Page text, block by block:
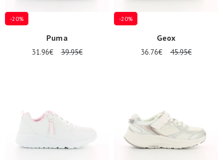
-20%
Puma
31.96€ 39.95€
-20%
Geox
36.76€ 45.95€